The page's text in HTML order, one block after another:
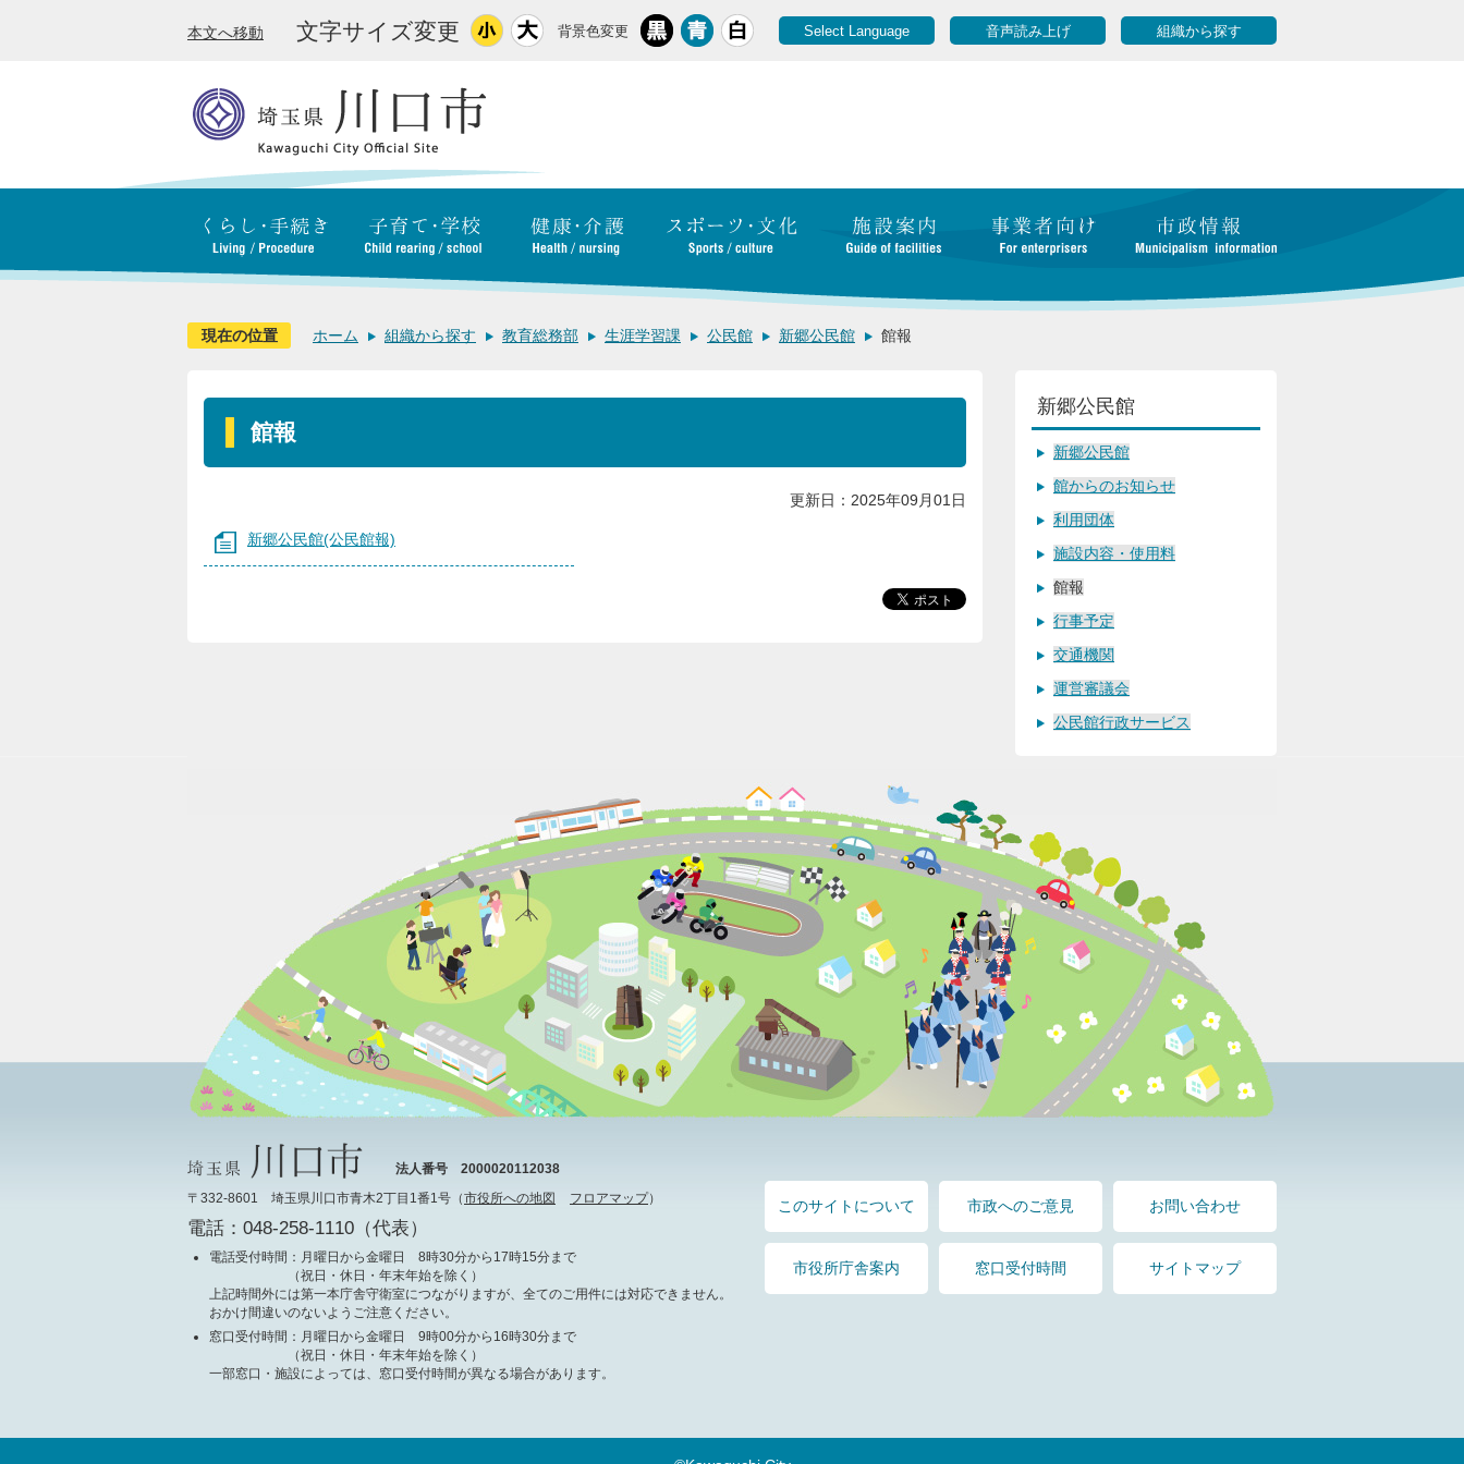
本文へ移動 文字サイズ変更 背景色変更 Select Language 音声読み上げ 組織から探す
現在の位置 ホーム 組織から探す 教育総務部 生涯学習課 公民館 新郷公民館 館報
館報
更新日：2025年09月01日
新郷公民館(公民館報)
新郷公民館
新郷公民館
館からのお知らせ
利用団体
施設内容・使用料
館報
行事予定
交通機関
運営審議会
公民館行政サービス
法人番号 2000020112038
〒332-8601 埼玉県川口市青木2丁目1番1号（市役所への地図 フロアマップ）
電話：048-258-1110（代表）
電話受付時間 ：月曜日から金曜日 8時30分から17時15分まで
（祝日・休日・年末年始を除く）
上記時間外には第一本庁舎守衛室につながりますが、全てのご用件には対応できません。
おかけ間違いのないようご注意ください。
窓口受付時間 ：月曜日から金曜日 9時00分から16時30分まで
（祝日・休日・年末年始を除く）
一部窓口・施設によっては、窓口受付時間が異なる場合があります。
このサイトについて 市政へのご意見 お問い合わせ
市役所庁舎案内 窓口受付時間 サイトマップ